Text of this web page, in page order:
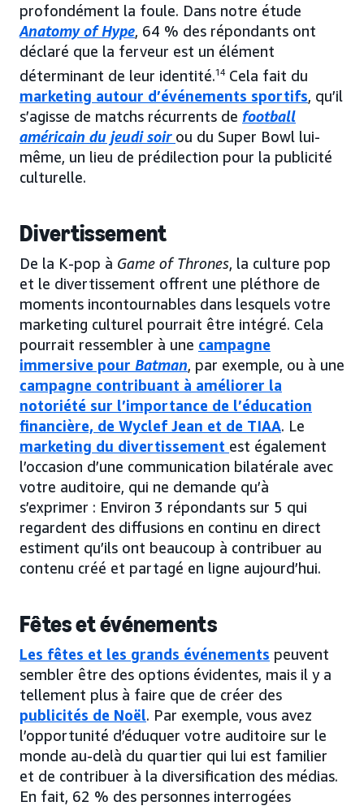
profondément la foule. Dans notre étude
Anatomy of Hype, 64 % des répondants ont
déclaré que la ferveur est un élément
déterminant de leur identité.14 Cela fait du
marketing autour d’événements sportifs, qu’il
s’agisse de matchs récurrents de football
américain du jeudi soir ou du Super Bowl lui-
même, un lieu de prédilection pour la publicité
culturelle.
Divertissement
De la K-pop à Game of Thrones, la culture pop
et le divertissement offrent une pléthore de
moments incontournables dans lesquels votre
marketing culturel pourrait être intégré. Cela
pourrait ressembler à une campagne
immersive pour Batman, par exemple, ou à une
campagne contribuant à améliorer la
notoriété sur l’importance de l’éducation
financière, de Wyclef Jean et de TIAA. Le
marketing du divertissement est également
l’occasion d’une communication bilatérale avec
votre auditoire, qui ne demande qu’à
s’exprimer : Environ 3 répondants sur 5 qui
regardent des diffusions en continu en direct
estiment qu’ils ont beaucoup à contribuer au
contenu créé et partagé en ligne aujourd’hui.
Fêtes et événements
Les fêtes et les grands événements peuvent
sembler être des options évidentes, mais il y a
tellement plus à faire que de créer des
publicités de Noël. Par exemple, vous avez
l’opportunité d’éduquer votre auditoire sur le
monde au-delà du quartier qui lui est familier
et de contribuer à la diversification des médias.
En fait, 62 % des personnes interrogées